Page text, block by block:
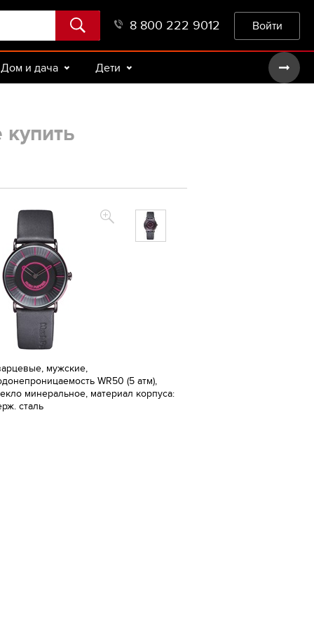
8 800 222 9012 Войти
Дом и дача Дети
купить
мужские,
WR50 (5 атм),
минеральное, материал корпуса:
сталь